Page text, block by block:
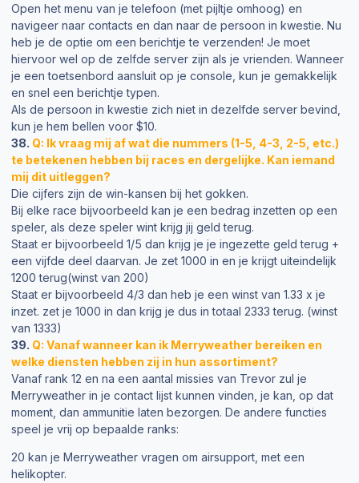
Open het menu van je telefoon (met pijltje omhoog) en
navigeer naar contacts en dan naar de persoon in kwestie. Nu
heb je de optie om een berichtje te verzenden! Je moet
hiervoor wel op de zelfde server zijn als je vrienden. Wanneer
je een toetsenbord aansluit op je console, kun je gemakkelijk
en snel een berichtje typen.
Als de persoon in kwestie zich niet in dezelfde server bevind,
kun je hem bellen voor $10.
38. Q: Ik vraag mij af wat die nummers (1-5, 4-3, 2-5, etc.)
te betekenen hebben bij races en dergelijke. Kan iemand
mij dit uitleggen?
Die cijfers zijn de win-kansen bij het gokken.
Bij elke race bijvoorbeeld kan je een bedrag inzetten op een
speler, als deze speler wint krijg jij geld terug.
Staat er bijvoorbeeld 1/5 dan krijg je je ingezette geld terug +
een vijfde deel daarvan. Je zet 1000 in en je krijgt uiteindelijk
1200 terug(winst van 200)
Staat er bijvoorbeeld 4/3 dan heb je een winst van 1.33 x je
inzet. zet je 1000 in dan krijg je dus in totaal 2333 terug. (winst
van 1333)
39. Q: Vanaf wanneer kan ik Merryweather bereiken en
welke diensten hebben zij in hun assortiment?
Vanaf rank 12 en na een aantal missies van Trevor zul je
Merryweather in je contact lijst kunnen vinden, je kan, op dat
moment, dan ammunitie laten bezorgen. De andere functies
speel je vrij op bepaalde ranks:
20 kan je Merryweather vragen om airsupport, met een
helikopter.